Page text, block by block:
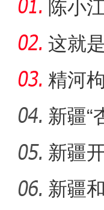
陈小
这就
精河
新疆“
新疆
新疆